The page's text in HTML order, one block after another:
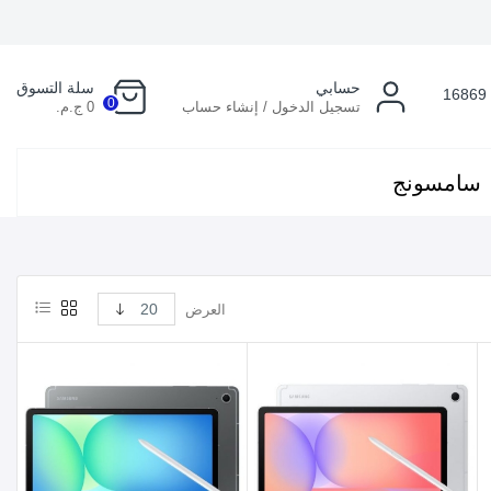
16869 حسابي
تسجيل الدخول / إنشاء حساب 0
سلة التسوق
0 ج.م.
سامسونج
العرض